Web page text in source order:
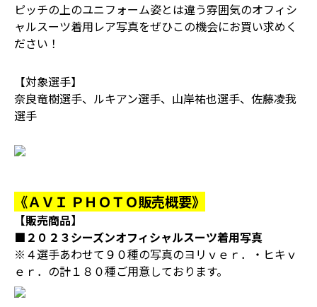
ピッチの上のユニフォーム姿とは違う雰囲気のオフィシ
ャルスーツ着用レア写真をぜひこの機会にお買い求めく
ださい！
【対象選手】
奈良竜樹選手、ルキアン選手、山岸祐也選手、佐藤凌我
選手
《ＡＶＩ ＰＨＯＴＯ販売概要》
【販売商品】
■２０２３シーズンオフィシャルスーツ着用写真
※４選手あわせて９０種の写真のヨリｖｅｒ．・ヒキｖ
ｅｒ．の計１８０種ご用意しております。